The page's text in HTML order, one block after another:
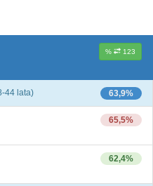
% 123
63,9%
44 lata)
65,5%
62,4%